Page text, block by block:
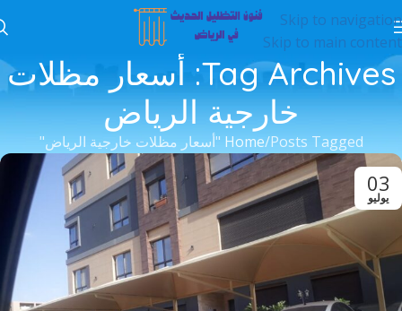
Skip to navigation
Skip to main content
Tag Archives: أسعار مظلات
خارجية الرياض
Home Posts Tagged "أسعار مظلات خارجية الرياض"
03
يوليو